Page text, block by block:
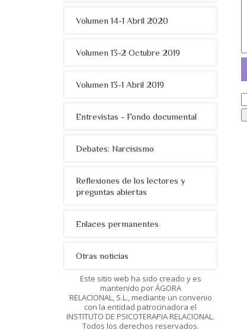
Volumen 14-1 Abril 2020
Volumen 13-2 Octubre 2019
Volumen 13-1 Abril 2019
Entrevistas - Fondo documental
Debates: Narcisismo
Reflexiones de los lectores y
preguntas abiertas
Enlaces permanentes
Otras noticias
Este sitio web ha sido creado y es
mantenido por ÁGORA
RELACIONAL, S.L., mediante un convenio
con la entidad patrocinadora el
INSTITUTO DE PSICOTERAPIA RELACIONAL.
Todos los derechos reservados.